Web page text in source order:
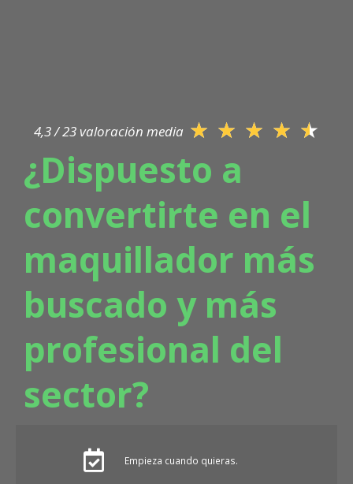
4,3 / 23 valoración media ★ ★ ★ ★ ★
¿Dispuesto a
convertirte en el
maquillador más
buscado y más
profesional del
sector?
Empieza cuando quieras.